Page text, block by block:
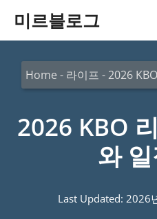
미르블로그
Home - 라이프 -2026
2026 KBO
와
Last Updated: 2026